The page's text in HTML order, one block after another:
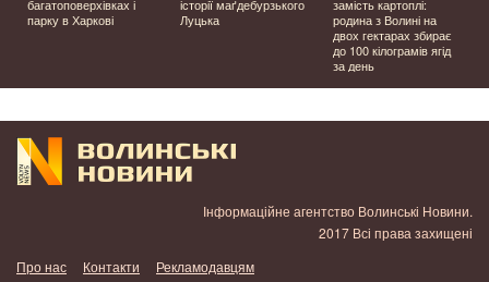
багатоповерхівках і
парку в Харкові
історії маґдебурзького
Луцька
замість картоплі:
родина з Волині на
двох гектарах збирає
до 100 кілограмів ягід
за день
Інформаційне агентство Волинські Новини.
2017 Всі права захищені
Про нас
Контакти Рекламодавцям